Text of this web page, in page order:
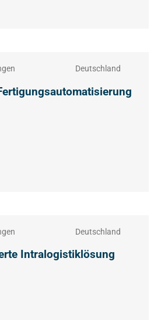
Deutschland
Deutschland
Intralogistiklösung